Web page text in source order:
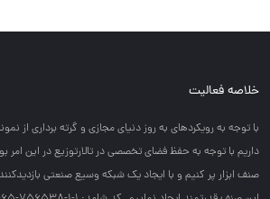
خلاصه فعالیت
با توجه به رويكردهاي به روز دنياي مجازي و گرته برداري از
داريم با توجه به حفظ فضاي تخصصي در تالارتوزيع در اين امر
صنف ابزار پر كنيم و با ايجاد يك شبكه وسيع صنعتي